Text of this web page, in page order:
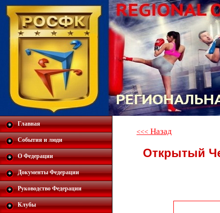
Главная
События и люди
О Федерации
Документы Федерации
Руководство Федерации
Клубы
<<< Назад
Открытый